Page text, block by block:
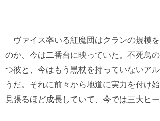
ヴァイス率いる紅魔団はクランの規模
のか、今は二番台に映っていた。不死鳥
つ彼と、今はもう黒杖を持っていないア
うだ。それに前々から地道に実力を付け
見張るほど成長していて、今では三大ヒ